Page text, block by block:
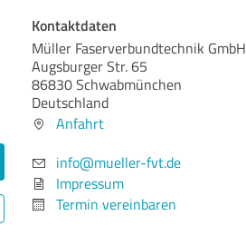
Kontaktdaten
Müller Faserverbundtechnik GmbH
Augsburger Str. 65
86830 Schwabmünchen
Deutschland
Anfahrt
info@mueller-fvt.de
Impressum
Termin vereinbaren